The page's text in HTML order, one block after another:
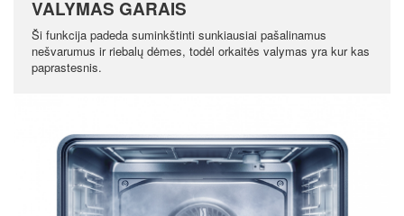
VALYMAS GARAIS
Ši funkcija padeda suminkštinti sunkiausiai pašalinamus
nešvarumus ir riebalų dėmes, todėl orkaitės valymas yra kur kas
paprastesnis.